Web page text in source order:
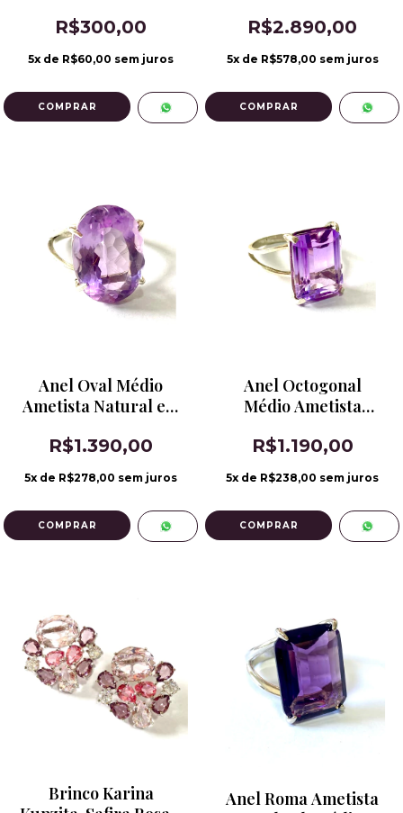
R$300,00
5x de R$60,00 sem juros
R$2.890,00
5x de R$578,00 sem juros
COMPRAR
Anel Oval Médio
Ametista Natural em
R$1.390,00
5x de R$278,00 sem juros
COMPRAR
Anel Octogonal
Médio Ametista
R$1.190,00
5x de R$238,00 sem juros
COMPRAR
Brinco Karina
Anel Roma Ametista